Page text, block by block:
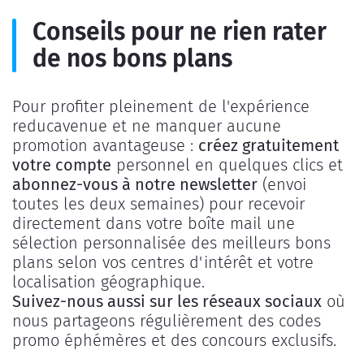
Conseils pour ne rien rater
de nos bons plans
Pour profiter pleinement de l'expérience
reducavenue et ne manquer aucune
promotion avantageuse : créez gratuitement
votre compte personnel en quelques clics et
abonnez-vous à notre newsletter (envoi
toutes les deux semaines) pour recevoir
directement dans votre boîte mail une
sélection personnalisée des meilleurs bons
plans selon vos centres d'intérêt et votre
localisation géographique.
Suivez-nous aussi sur les réseaux sociaux où
nous partageons régulièrement des codes
promo éphémères et des concours exclusifs.